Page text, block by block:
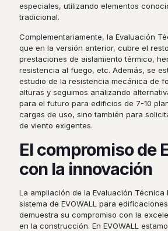
especiales, utilizando elementos
tradicional.
Complementariamente, la Evaluación
que en la versión anterior, cubre el
prestaciones de aislamiento térmico,
resistencia al fuego, etc. Además, se
estudio de la resistencia mecánica de
alturas y seguimos analizando
para el futuro para edificios de 7-10
cargas de uso, sino también para
de viento exigentes.
El compromiso de
con la innovación
La ampliación de la Evaluación Técnica
sistema de EVOWALL para
demuestra su compromiso con la
en la construcción. En EVOWALL